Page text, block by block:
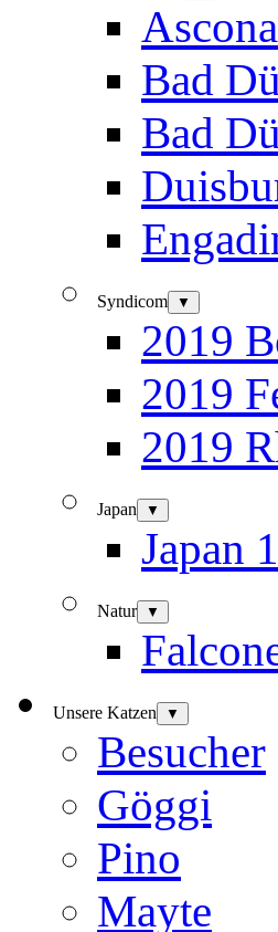
Ascona
Bad
Bad
Syndicom ▼
2019
2019
2019
Japan ▼
Japan
Natur ▼
Unsere Katzen ▼
Besucher
Göggi
Pino
Mayte